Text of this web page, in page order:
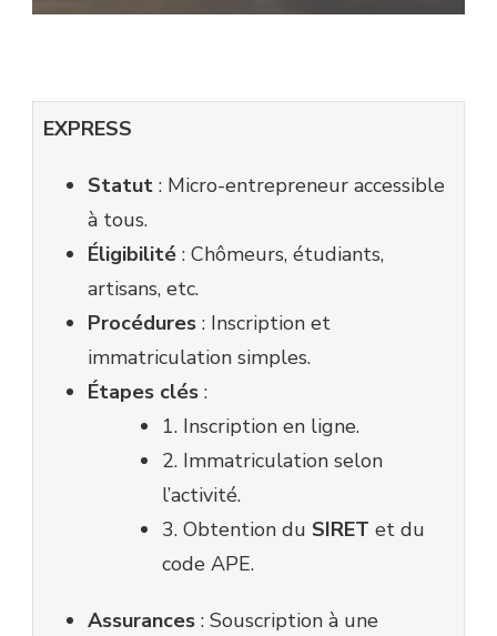
EXPRESS
Statut : Micro-entrepreneur accessible
à tous.
Éligibilité : Chômeurs, étudiants,
artisans, etc.
Procédures : Inscription et
immatriculation simples.
Étapes clés :
1. Inscription en ligne.
2. Immatriculation selon
l’activité.
3. Obtention du SIRET et du
code APE.
Assurances : Souscription à une